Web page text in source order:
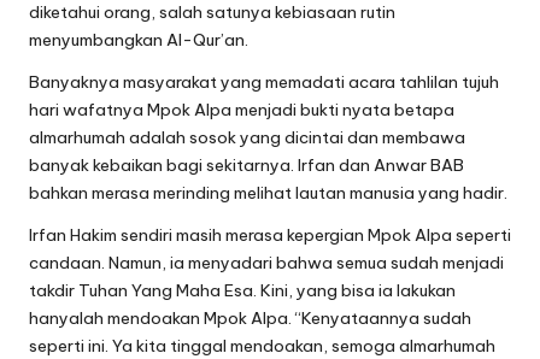
diketahui orang, salah satunya kebiasaan rutin
menyumbangkan Al-Qur’an.
Banyaknya masyarakat yang memadati acara tahlilan tujuh
hari wafatnya Mpok Alpa menjadi bukti nyata betapa
almarhumah adalah sosok yang dicintai dan membawa
banyak kebaikan bagi sekitarnya. Irfan dan Anwar BAB
bahkan merasa merinding melihat lautan manusia yang hadir.
Irfan Hakim sendiri masih merasa kepergian Mpok Alpa seperti
candaan. Namun, ia menyadari bahwa semua sudah menjadi
takdir Tuhan Yang Maha Esa. Kini, yang bisa ia lakukan
hanyalah mendoakan Mpok Alpa. “Kenyataannya sudah
seperti ini. Ya kita tinggal mendoakan, semoga almarhumah